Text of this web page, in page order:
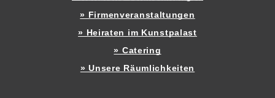
» Firmenveranstaltungen
» Heiraten im Kunstpalast
» Catering
» Unsere Räumlichkeiten